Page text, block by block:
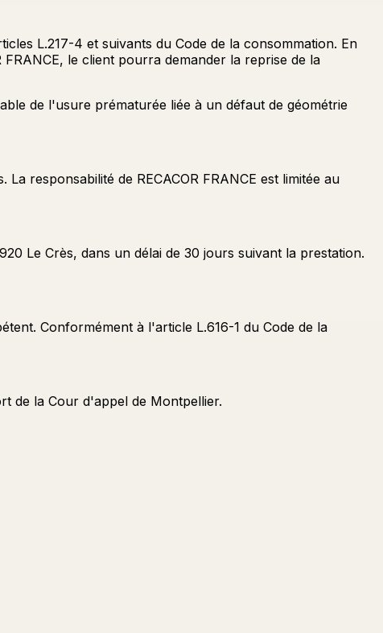
L.217-4 et suivants du Code de la consommation. En
le client pourra demander la reprise de la
de l'usure prématurée liée à un défaut de géométrie
responsabilité de RECACOR FRANCE est limitée au
Le Crès, dans un délai de 30 jours suivant la prestation.
Conformément à l'article L.616-1 du Code de la
de la Cour d'appel de Montpellier.